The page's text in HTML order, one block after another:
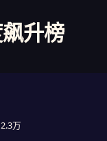
升榜
万